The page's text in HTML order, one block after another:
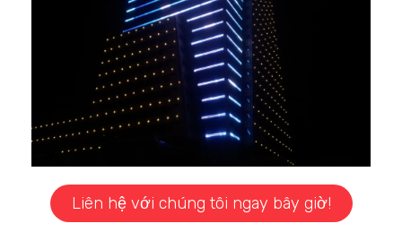
Liên hệ với chúng tôi ngay bây giờ!